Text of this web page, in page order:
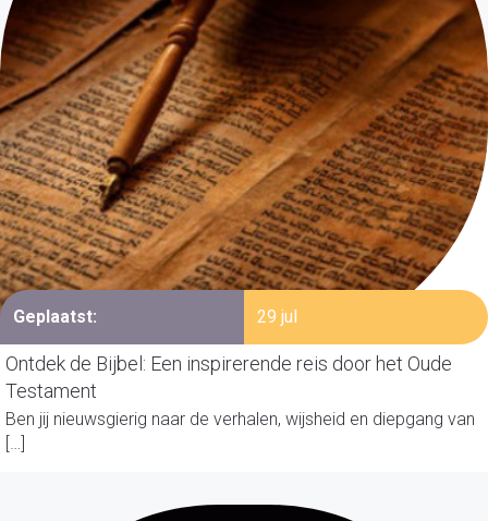
Geplaatst: 29 jul
Ontdek de Bijbel: Een inspirerende reis door het Oude
Testament
Ben jij nieuwsgierig naar de verhalen, wijsheid en diepgang van
[…]